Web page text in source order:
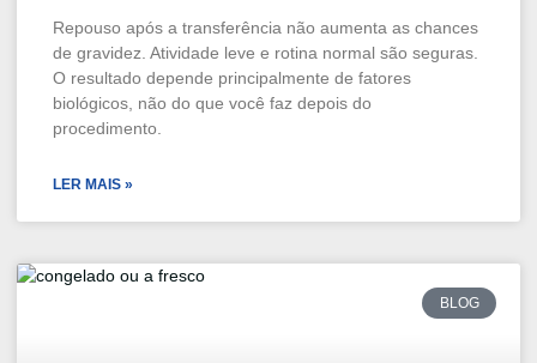
Repouso após a transferência não aumenta as chances
de gravidez. Atividade leve e rotina normal são seguras.
O resultado depende principalmente de fatores
biológicos, não do que você faz depois do
procedimento.
LER MAIS »
BLOG